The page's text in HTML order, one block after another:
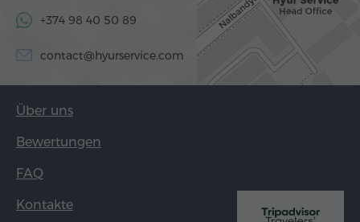
+374 98 40 50 89
contact@hyurservice.com
Über uns
Bewertungen
FAQ
Kontakte